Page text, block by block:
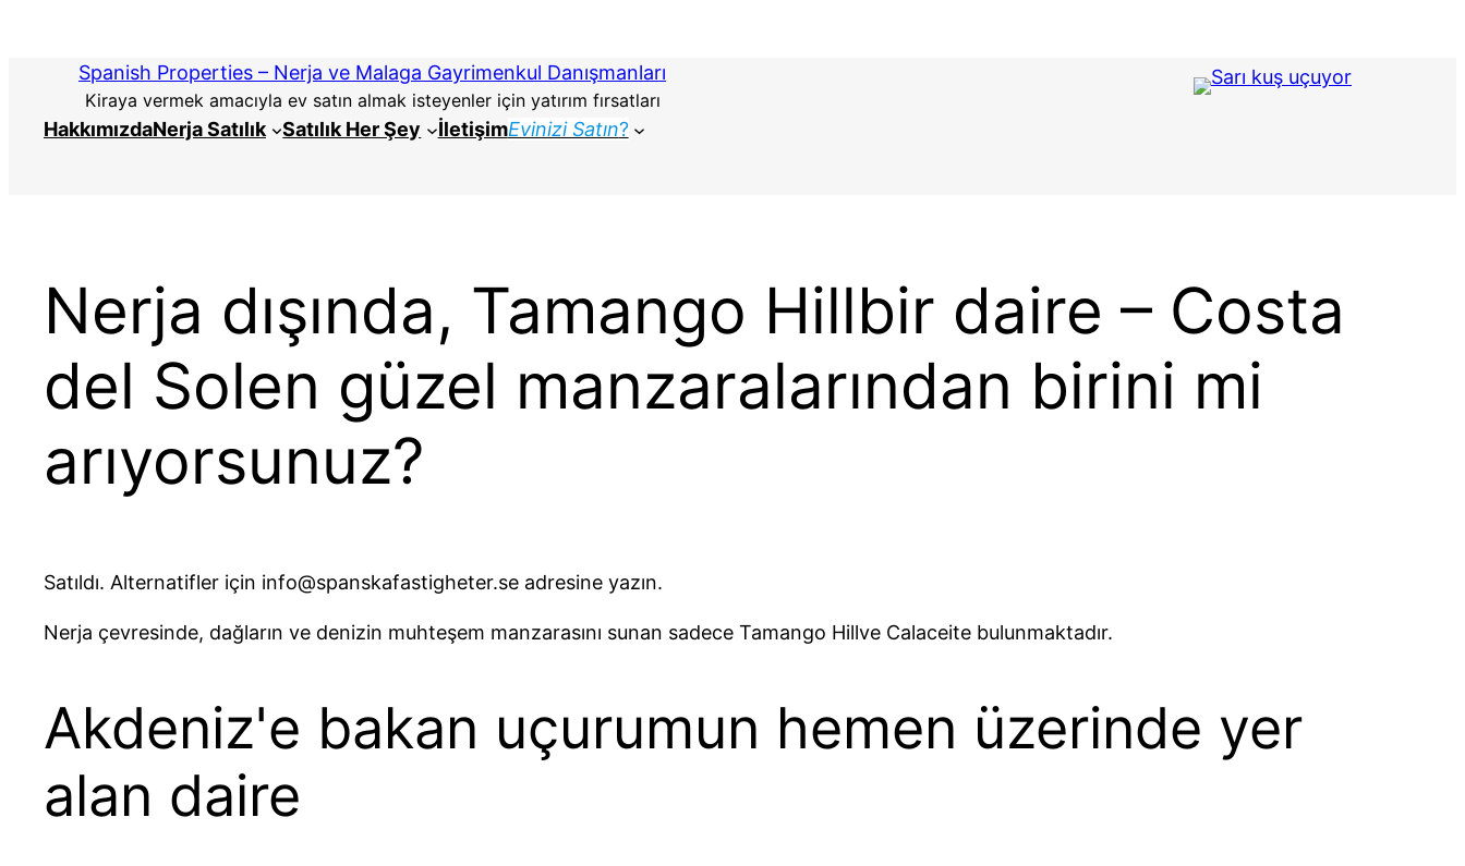
Spanish Properties – Nerja ve Malaga Gayrimenkul Danışmanları
Kiraya vermek amacıyla ev satın almak isteyenler için yatırım fırsatları
HakkımızdaNerja Satılık Satılık Her Şey İletişimEvinizi Satın?
Nerja dışında, Tamango Hillbir daire – Costa
del Solen güzel manzaralarından birini mi
arıyorsunuz?
Satıldı. Alternatifler için info@spanskafastigheter.se adresine yazın.
Nerja çevresinde, dağların ve denizin muhteşem manzarasını sunan sadece Tamango Hillve Calaceite bulunmaktadır.
Akdeniz'e bakan uçurumun hemen üzerinde yer
alan daire